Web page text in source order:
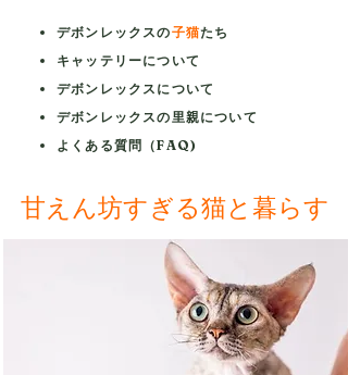
デボンレックスの子猫たち
キャッテリーについて
デボンレックスについて
デボンレックスの里親について
よくある質問（FAQ)
甘えん坊すぎる猫と暮らす